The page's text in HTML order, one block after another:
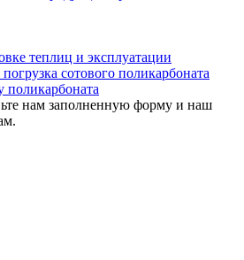
теплиц и эксплуатации
сотового поликарбоната
нам заполненную форму и наш